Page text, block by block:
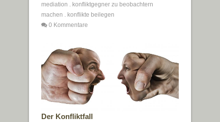
mediation . konfliktgegner zu beobachtern
machen . konflikte beilegen
0 Kommentare
Der Konfliktfall